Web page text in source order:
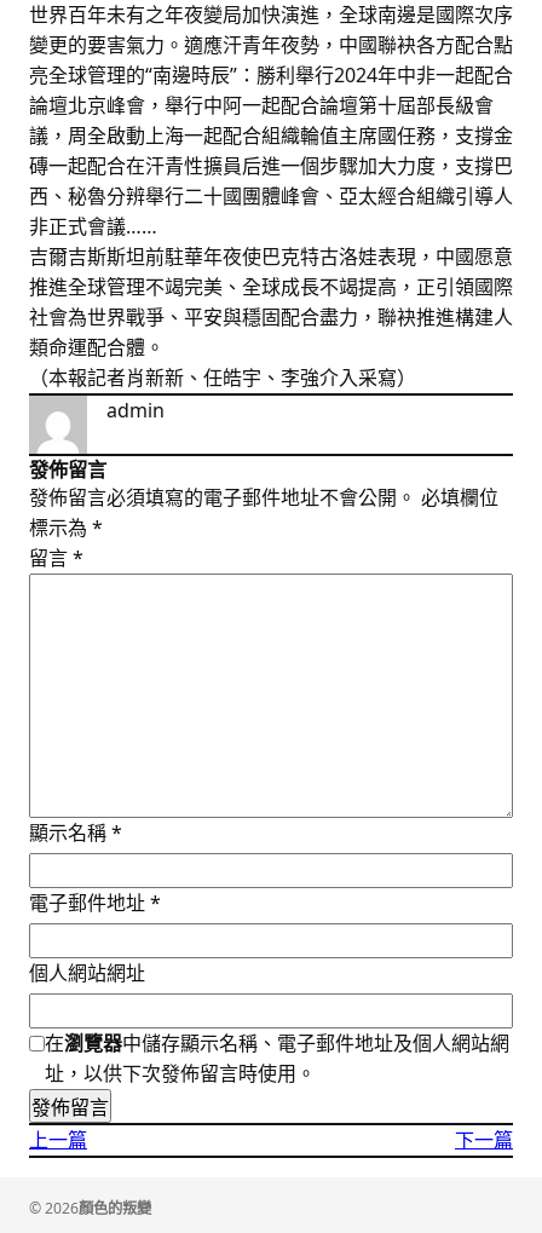
世界百年未有之年夜變局加快演進，全球南邊是國際次序
變更的要害氣力。適應汗青年夜勢，中國聯袂各方配合點
亮全球管理的“南邊時辰”：勝利舉行2024年中非一起配合
論壇北京峰會，舉行中阿一起配合論壇第十屆部長級會
議，周全啟動上海一起配合組織輪值主席國任務，支撐金
磚一起配合在汗青性擴員后進一個步驟加大力度，支撐巴
西、秘魯分辨舉行二十國團體峰會、亞太經合組織引導人
非正式會議……
吉爾吉斯斯坦前駐華年夜使巴克特古洛娃表現，中國愿意
推進全球管理不竭完美、全球成長不竭提高，正引領國際
社會為世界戰爭、平安與穩固配合盡力，聯袂推進構建人
類命運配合體。
（本報記者肖新新、任皓宇、李強介入采寫）
admin
發佈留言
發佈留言必須填寫的電子郵件地址不會公開。 必填欄位
標示為 *
留言*
顯示名稱*
電子郵件地址*
個人網站網址
在瀏覽器中儲存顯示名稱、電子郵件地址及個人網站網
址，以供下次發佈留言時使用。
上一篇 下一篇
© 2026顏色的叛變